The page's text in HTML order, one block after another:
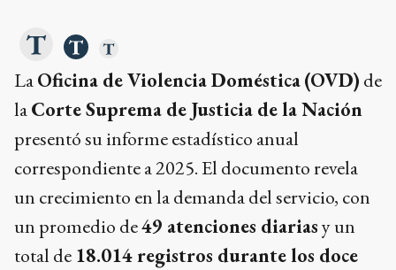
LaOficina de Violencia Doméstica(OVD) de
laCorte Suprema de Justicia de la Nación
presentó su informe estadístico anual
correspondiente a 2025. El documento revela
un crecimiento en la demanda del servicio, con
un promedio de49 atenciones diariasy un
total de 18.014 registros durante los doce